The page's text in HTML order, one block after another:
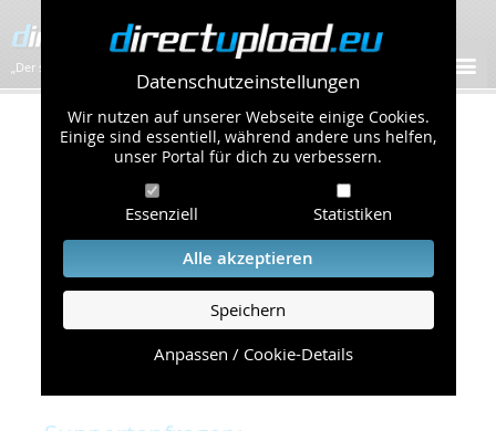
Datenschutzeinstellungen
Wir nutzen auf unserer Webseite einige Cookies.
Einige sind essentiell, während andere uns helfen,
unser Portal für dich zu verbessern.
Essenziell Statistiken
Alle akzeptieren
Speichern
Anpassen / Cookie-Details
„Der schnellste Bilder-Hoster im Web!”
Kontakt & Support
Um eine schnelle und unkomplizierte
Bearbeitung Ihres Problems zu gewährleisten,
bitten wir Sie,
folgende Punkte zu beachten und einzuhalten.
Die schnellste Hilfe finden Sie auf unserer
Seite, die die häufig gestellten Fragen